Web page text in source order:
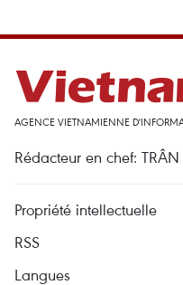
AGENCE VIETNAMIENNE
Rédacteur en chef:
Propriété intellectuelle
RSS
Langues